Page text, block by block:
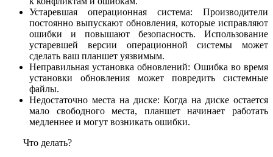
Устаревшая операционная система: Производители
постоянно выпускают обновления, которые исправляют
ошибки и повышают безопасность. Использование
устаревшей версии операционной системы может
сделать ваш планшет уязвимым.
Неправильная установка обновлений: Ошибка во время
установки обновления может повредить системные
файлы.
Недостаточно места на диске: Когда на диске остается
мало свободного места, планшет начинает работать
медленнее и могут возникать ошибки.
Что делать?